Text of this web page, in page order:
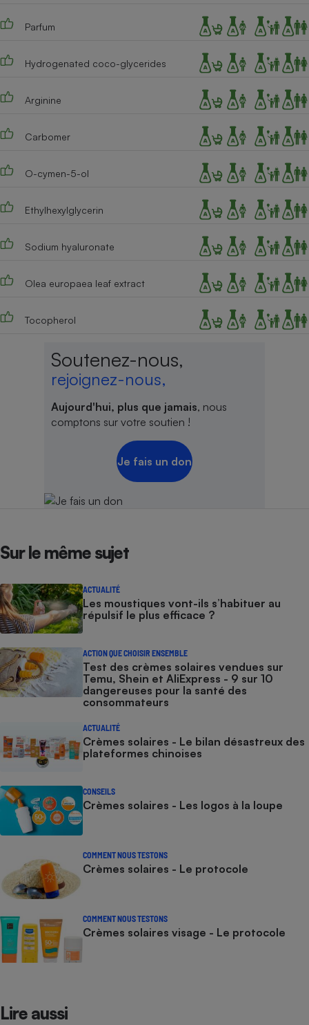
Parfum
Hydrogenated coco-glycerides
Arginine
Carbomer
O-cymen-5-ol
Ethylhexylglycerin
Sodium hyaluronate
Olea europaea leaf extract
Tocopherol
Soutenez-nous,
rejoignez-nous,
Aujourd'hui, plus que jamais, nous
comptons sur votre soutien !
Je fais un don
Sur le même sujet
ACTUALITÉ
Les moustiques vont-ils s’habituer au
répulsif le plus efficace ?
ACTION QUE CHOISIR ENSEMBLE
Test des crèmes solaires vendues sur
Temu, Shein et AliExpress - 9 sur 10
dangereuses pour la santé des
consommateurs
ACTUALITÉ
Crèmes solaires - Le bilan désastreux des
plateformes chinoises
CONSEILS
Crèmes solaires - Les logos à la loupe
COMMENT NOUS TESTONS
Crèmes solaires - Le protocole
COMMENT NOUS TESTONS
Crèmes solaires visage - Le protocole
Lire aussi